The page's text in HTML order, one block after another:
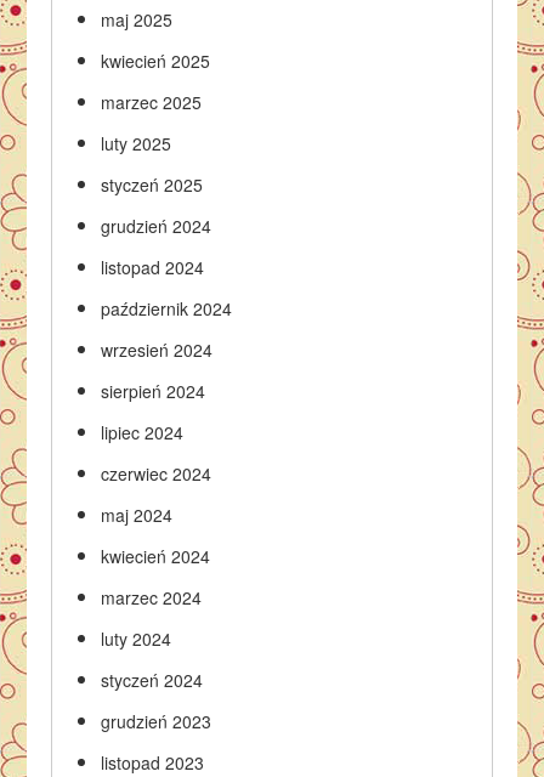
maj 2025
kwiecień 2025
marzec 2025
luty 2025
styczeń 2025
grudzień 2024
listopad 2024
październik 2024
wrzesień 2024
sierpień 2024
lipiec 2024
czerwiec 2024
maj 2024
kwiecień 2024
marzec 2024
luty 2024
styczeń 2024
grudzień 2023
listopad 2023